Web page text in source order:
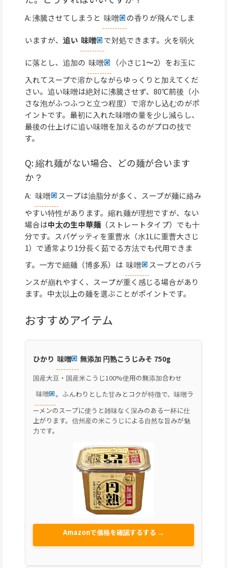
A: 沸騰させてしまうと 味噌 の香りが飛んでしま
いますが、 追い 味噌 で対処できます。火を弱火
に落とし、追加の 味噌
（小さじ1〜2）をお玉に
入れてスープで溶かしながらゆっくりと加えてくだ
さい。追い味噌は絶対に沸騰させず、80℃前後（小
さな泡がふつふつと立つ程度）で溶かし込むのがポ
イントです。最初に入れた味噌の量を少し減らし、
最後の仕上げに追い味噌を加えるのがプロの技で
す。
Q: 縮れ麺がない場合、どの麺が合います
か？
A: 味噌
スープは油脂分が多く、スープが麺に絡み
やすい特性があります。縮れ麺が理想ですが、ない
場合は中太の生中華麺 （ストレートタイプ）でも十
分です。スパゲッティを重曹水（水1Lに重曹大さじ
1）で通常より1分長く茹でる方法でも代用できま
す。一方で細麺（博多系）は 味噌
スープとのバラ
ンスが崩れやすく、スープが重く感じる場合があり
ます。中太以上の麺を選ぶことがポイントです。
おすすめアイテム
ひかり 味噌 無添加 円熟こうじみそ 750g
国産大豆・国産米こうじ100%使用の無添加合わせ
味噌
。ふんわりとした甘みとコクが特徴で、味噌ラ
ーメンのスープに使うと雑味なく深みのある一杯に仕
上がります。信州産の米こうじによる自然な旨みが魅
力です。
Amazonで価格を確認するする →